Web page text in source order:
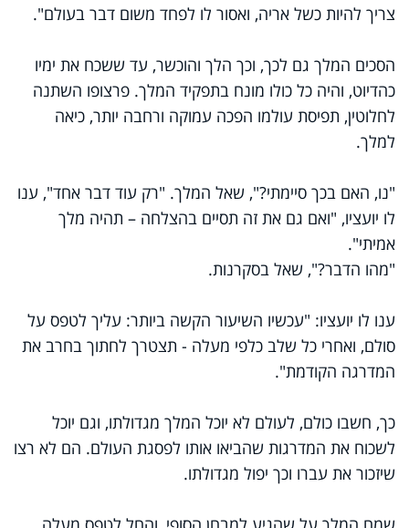
צריך להיות כשל אריה, ואסור לו לפחד משום דבר בעולם".
הסכים המלך גם לכך, וכך הלך והוכשר, עד ששכח את ימיו
כהדיוט, והיה כל כולו מונח בתפקיד המלך. פרצופו השתנה
לחלוטין, תפיסת עולמו הפכה עמוקה ורחבה יותר, כיאה
למלך.
"נו, האם בכך סיימתי?", שאל המלך. "רק עוד דבר אחד", ענו
לו יועציו, "ואם גם את זה תסיים בהצלחה – תהיה מלך
אמיתי".
"מהו הדבר?", שאל בסקרנות.
ענו לו יועציו: "עכשיו השיעור הקשה ביותר: עליך לטפס על
סולם, ואחרי כל שלב כלפי מעלה - תצטרך לחתוך בחרב את
המדרגה הקודמת".
כך, חשבו כולם, לעולם לא יוכל המלך מגדולתו, וגם יוכל
לשכוח את המדרגות שהביאו אותו לפסגת העולם. הם לא רצו
שיזכור את עברו וכך יפול מגדולתו.